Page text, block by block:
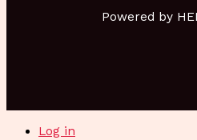
Powered by
Log in